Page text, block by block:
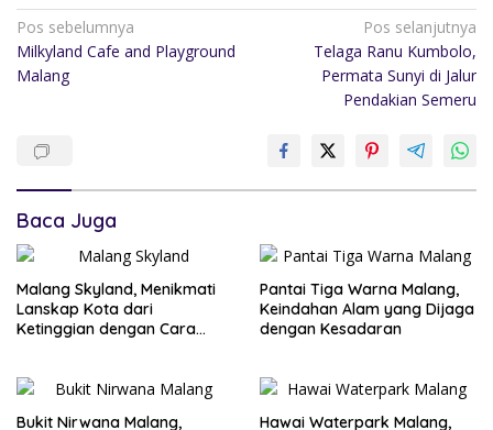
Pos sebelumnya
Milkyland Cafe and Playground
Malang
Pos selanjutnya
Telaga Ranu Kumbolo,
Permata Sunyi di Jalur
Pendakian Semeru
Baca Juga
Malang Skyland, Menikmati
Lanskap Kota dari
Ketinggian dengan Cara
Pantai Tiga Warna Malang,
Keindahan Alam yang Dijaga
dengan Kesadaran
Bukit Nirwana Malang,
Hawai Waterpark Malang,